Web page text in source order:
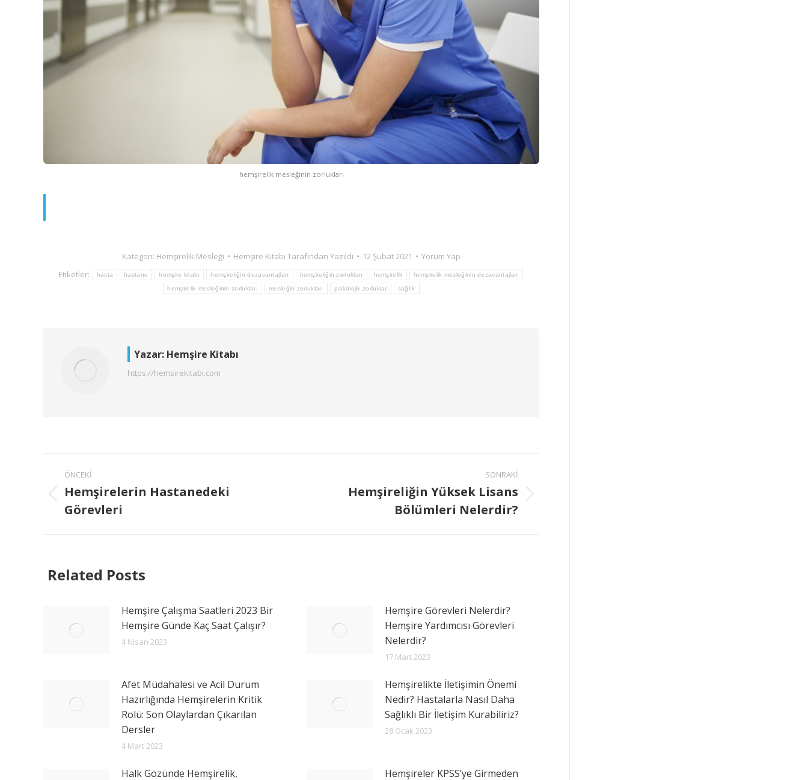
hemşirelik mesleğinin zorlukları
Kategori: Hemşirelik Mesleği Hemşire Kitabı Tarafından Yazıldı 12 Şubat 2021
Yorum Yap
Etiketler:
hasta hastane hemşire kitabı hemşireliğin dezavantajları hemşireliğin zorlukları hemşirelik hemşirelik mesleğinin dezavantajları
hemşirelik mesleğinin zorlukları mesleğin zorlukları psikolojik zorluklar sağlık
Yazar: Hemşire Kitabı
https://hemsirekitabi.com
ÖNCEKI
Hemşirelerin Hastanedeki
Görevleri
SONRAKI
Hemşireliğin Yüksek Lisans
Bölümleri Nelerdir?
Related Posts
Hemşire Çalışma Saatleri 2023 Bir
Hemşire Günde Kaç Saat Çalışır?
4 Nisan 2023
Hemşire Görevleri Nelerdir?
Hemşire Yardımcısı Görevleri
Nelerdir?
17 Mart 2023
Afet Müdahalesi ve Acil Durum
Hazırlığında Hemşirelerin Kritik
Rolü: Son Olaylardan Çıkarılan
Dersler
4 Mart 2023
Hemşirelikte İletişimin Önemi
Nedir? Hastalarla Nasıl Daha
Sağlıklı Bir İletişim Kurabiliriz?
28 Ocak 2023
Halk Gözünde Hemşirelik, Hemşireler KPSS’ye Girmeden